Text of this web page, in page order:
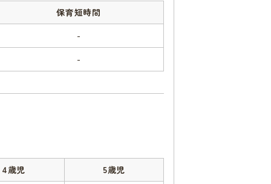
保育短時間
-
-
4歳児 5歳児